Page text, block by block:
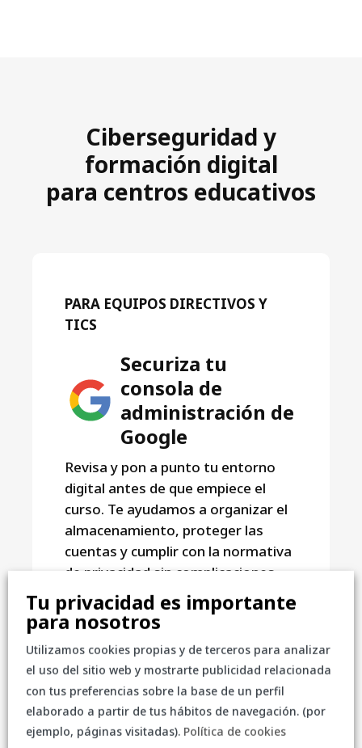
Ciberseguridad y
formación digital
para centros educativos
PARA EQUIPOS DIRECTIVOS Y
TICS
Securiza tu
consola de
administración de
Google
Revisa y pon a punto tu entorno
digital antes de que empiece el
curso. Te ayudamos a organizar el
almacenamiento, proteger las
cuentas y cumplir con la normativa
de privacidad sin complicaciones.
Auditoría completa de
seguridad para optimizar y
corregir fallos de configuración
Formación práctica de 10
horas para que tu responsable
TIC domine la consola
Tu privacidad es importante
para nosotros
Utilizamos cookies propias y de terceros para analizar
el uso del sitio web y mostrarte publicidad relacionada
con tus preferencias sobre la base de un perfil
elaborado a partir de tus hábitos de navegación. (por
ejemplo, páginas visitadas). Política de cookies